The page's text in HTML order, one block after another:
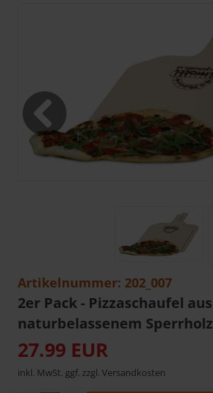
Artikelnummer: 202_007
2er Pack - Pizzaschaufel aus
naturbelassenem Sperrholz
27.99 EUR
inkl. MwSt. ggf. zzgl. Versandkosten